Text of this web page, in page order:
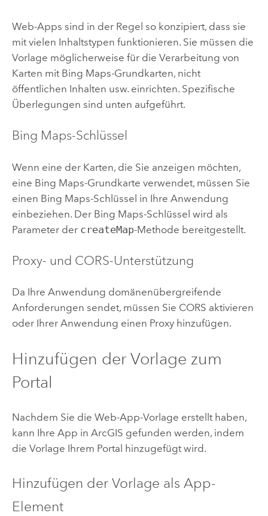
Web-Apps sind in der Regel so konzipiert, dass sie
mit vielen Inhaltstypen funktionieren. Sie müssen die
Vorlage möglicherweise für die Verarbeitung von
Karten mit Bing Maps-Grundkarten, nicht
öffentlichen Inhalten usw. einrichten. Spezifische
Überlegungen sind unten aufgeführt.
Bing Maps-Schlüssel
Wenn eine der Karten, die Sie anzeigen möchten,
eine Bing Maps-Grundkarte verwendet, müssen Sie
einen Bing Maps-Schlüssel in Ihre Anwendung
einbeziehen. Der Bing Maps-Schlüssel wird als
Parameter der createMap-Methode bereitgestellt.
Proxy- und CORS-Unterstützung
Da Ihre Anwendung domänenübergreifende
Anforderungen sendet, müssen Sie CORS aktivieren
oder Ihrer Anwendung einen Proxy hinzufügen.
Hinzufügen der Vorlage zum
Portal
Nachdem Sie die Web-App-Vorlage erstellt haben,
kann Ihre App in ArcGIS gefunden werden, indem
die Vorlage Ihrem Portal hinzugefügt wird.
Hinzufügen der Vorlage als App-
Element